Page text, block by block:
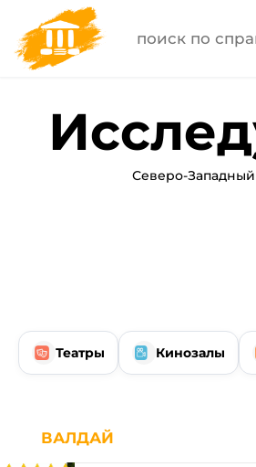
Северо-
Театры Кинозалы
ВАЛДАЙ